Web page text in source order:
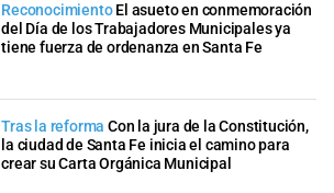
Reconocimiento El asueto en conmemoración
del Día de los Trabajadores Municipales ya
tiene fuerza de ordenanza en Santa Fe
Tras la reforma Con la jura de la Constitución,
la ciudad de Santa Fe inicia el camino para
crear su Carta Orgánica Municipal